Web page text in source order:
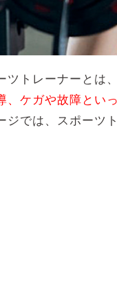
ツトレーナーとは、
、ケガや故障とい
ジでは、スポーツ